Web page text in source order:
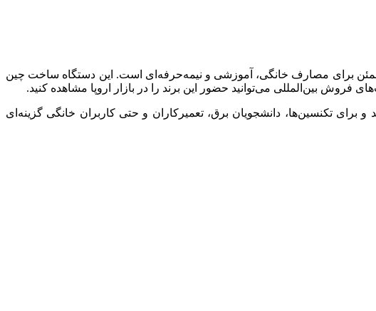
برای مصارف خانگی، آموزشی و نیمه‌حرفه‌ای است. این دستگاه ساخت چین
برای تکنسین‌ها، دانشجویان برق، تعمیرکاران و حتی کاربران خانگی گزینه‌ای